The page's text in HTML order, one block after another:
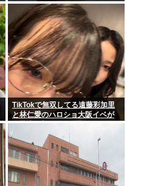
TikTokで無双してる遠藤彩加里
と林仁愛のハロショ大阪イベが
全然売り切れないのは何故？ボ